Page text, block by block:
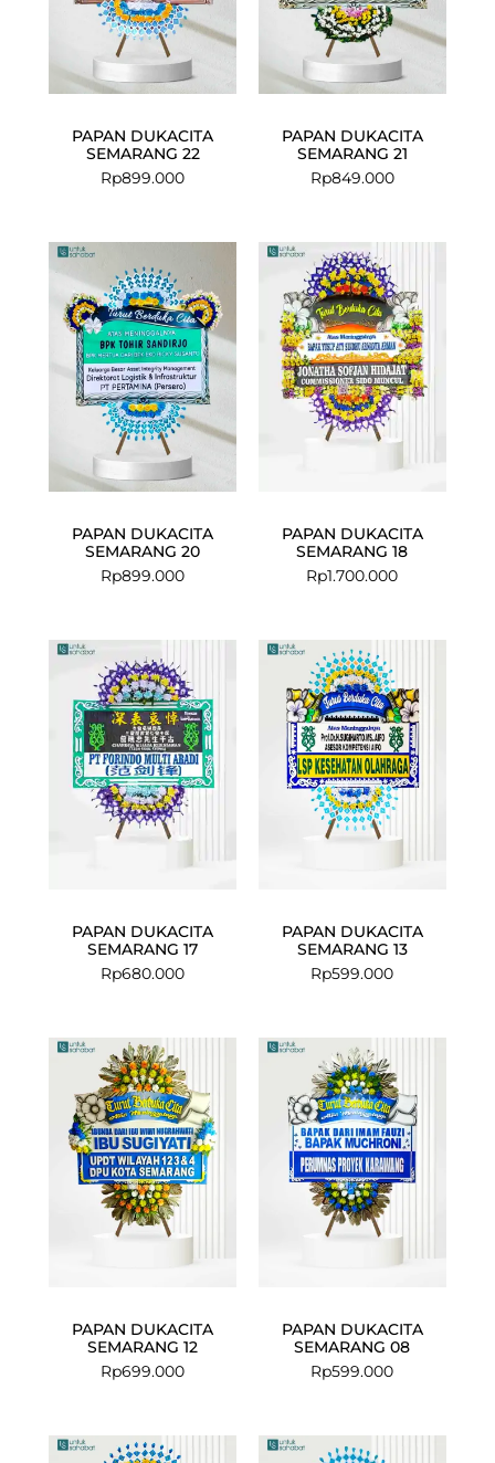
PAPAN DUKACITA
SEMARANG 22
Rp899.000
PAPAN DUKACITA
SEMARANG 21
Rp849.000
PAPAN DUKACITA
SEMARANG 20
Rp899.000
PAPAN DUKACITA
SEMARANG 18
Rp1.700.000
PAPAN DUKACITA
SEMARANG 17
Rp680.000
PAPAN DUKACITA
SEMARANG 13
Rp599.000
PAPAN DUKACITA
SEMARANG 12
Rp699.000
PAPAN DUKACITA
SEMARANG 08
Rp599.000